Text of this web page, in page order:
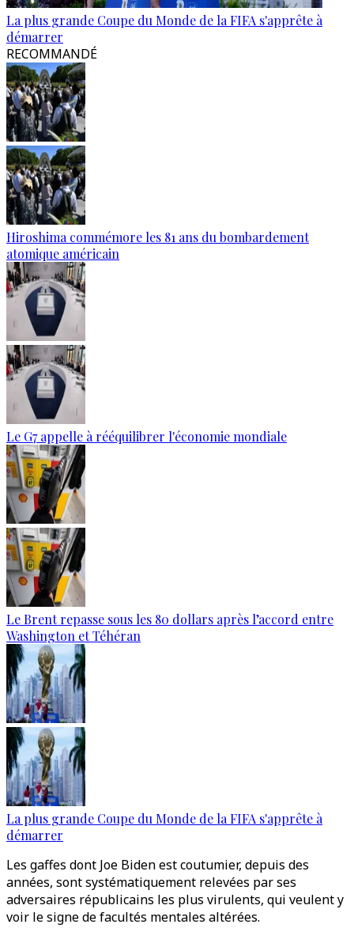
La plus grande Coupe du Monde de la FIFA s'apprête à
démarrer
RECOMMANDÉ
Hiroshima commémore les 81 ans du bombardement
atomique américain
Le G7 appelle à rééquilibrer l'économie mondiale
Le Brent repasse sous les 80 dollars après l’accord entre
Washington et Téhéran
La plus grande Coupe du Monde de la FIFA s'apprête à
démarrer
Les gaffes dont Joe Biden est coutumier, depuis des
années, sont systématiquement relevées par ses
adversaires républicains les plus virulents, qui veulent y
voir le signe de facultés mentales altérées.